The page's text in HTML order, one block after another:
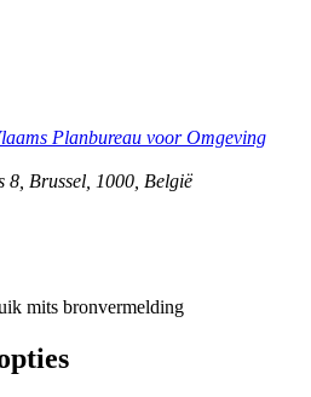
Planbureau voor Omgeving
8 Brussel 1000 België
mits bronvermelding